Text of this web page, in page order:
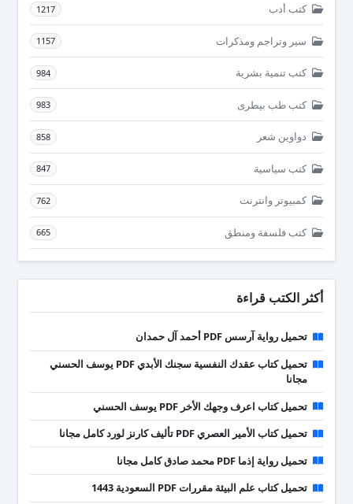
كتب أدب 1217
سير وتراجم ومذكرات 1157
كتب تنمية بشرية 984
كتب طب بيطرى 983
دواوين شعر 858
كتب سياسية 847
كمبيوتر وانترنت 762
كتب فلسفة ومنطق 665
أكثر الكتب قراءة
تحميل رواية آرسس PDF أحمد آل حمدان
تحميل كتاب عقدك النفسية سجنك الأبدي PDF يوسف الحسني
مجانا
تحميل كتاب اعرف وجهك الأخر PDF يوسف الحسني
تحميل كتاب الأمير العصري PDF تأليف كارنز لورد كامل مجانا
تحميل رواية إذما PDF محمد صادق كامل مجانا
تحميل كتاب علم البيئة مقررات PDF السعودية 1443